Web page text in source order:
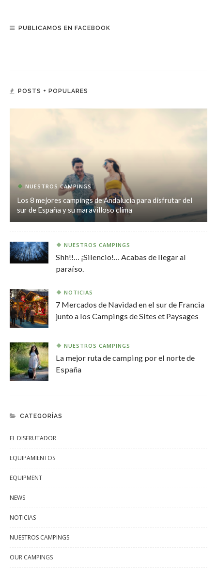
PUBLICAMOS EN FACEBOOK
POSTS + POPULARES
NUESTROS CAMPINGS
Los 8 mejores campings de Andalucía para disfrutar del
sur de España y su maravilloso clima
NUESTROS CAMPINGS
Shh!!… ¡Silencio!… Acabas de llegar al
paraíso.
NOTICIAS
7 Mercados de Navidad en el sur de Francia
junto a los Campings de Sites et Paysages
NUESTROS CAMPINGS
La mejor ruta de camping por el norte de
España
CATEGORÍAS
EL DISFRUTADOR
EQUIPAMIENTOS
EQUIPMENT
NEWS
NOTICIAS
NUESTROS CAMPINGS
OUR CAMPINGS